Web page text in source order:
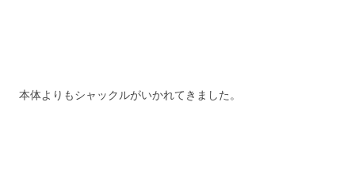
本体よりもシャックルがいかれてきました。